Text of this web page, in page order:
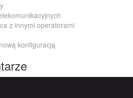
z innymi operatorami
konfiguracją